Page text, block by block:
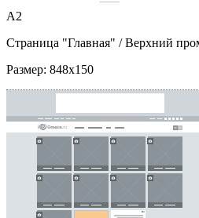
A2
Страница "Главная" / Верхний
Размер: 848x150